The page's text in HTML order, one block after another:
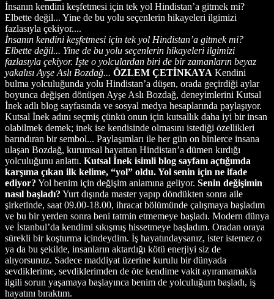
İnsanın kendini keşfetmesi için tek yol Hindistan’a gitmek mi?
Elbette değil... Yine de bu yolu seçenlerin hikayeleri ilgimizi
fazlasıyla çekiyor....
İnsanın kendini keşfetmesi için tek yol Hindistan’a gitmek mi?
Elbette değil... Yine de bu yolu seçenlerin hikayeleri ilgimizi
fazlasıyla çekiyor. İşte o yolculardan biri de bir zamanların beyaz
yakalısı Ayşe Aslı Bozdağ... ÖZLEM ÇETİNKAYA Kendini
bulma yolculuğunda yolu Hindistan’a düşen, orada geçirdiği aylar
boyunca değişen dönüşen Ayşe Aslı Bozdağ, deneyimlerini Kutsal
İnek adlı blog sayfasında ve sosyal medya hesaplarında paylaşıyor.
Kutsal İnek adını seçmiş çünkü onun için kutsallık daha iyi bir insan
olabilmek demek; inek ise kendisinde olmasını istediği özellikleri
barındıran bir sembol... Paylaşımları ile her gün on binlerce insana
ulaşan Bozdağ, kurumsal hayattan Hindistan’a dümen kırdığı
yolculuğunu anlattı. Kutsal İnek isimli blog sayfanı açtığımda
karşıma çıkan ilk kelime, “yol” oldu. Yol senin için ne ifade
ediyor? Yol benim için değişim anlamına geliyor. Senin değişimin
nasıl başladı? Yurt dışında master yapıp döndükten sonra aile
şirketinde, saat 09.00-18.00, ihracat bölümünde çalışmaya başladım
ve bu bir yerden sonra beni tatmin etmemeye başladı. Modern dünya
ve İstanbul’da kendimi sıkışmış hissetmeye başladım. Oradan oraya
sürekli bir koşturma içindeydim. İş hayatındaysanız, ister istemez o
ya da bu şekilde, insanların aktardığı kötü enerjiyi siz de
alıyorsunuz. Sadece maddiyat üzerine kurulu bir dünyada
sevdiklerime, sevdiklerimden de öte kendime vakit ayıramamakla
ilgili sorun yaşamaya başlayınca benim de yolculuğum başladı, iş
hayatını bıraktım.